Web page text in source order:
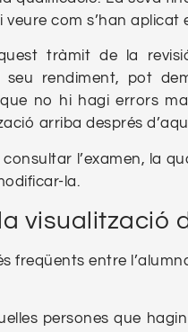
veure com s’han aplicat
tràmit de la
rendiment, pot
no hi hagi errors
arriba després
l’examen, la
la.
visualització
freqüents entre
persones que